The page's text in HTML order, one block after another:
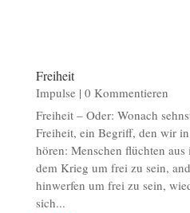
Freiheit
Impulse | 0 Kommentieren
Freiheit – Oder: Wonach
Freiheit, ein Begriff, den wir
hören: Menschen flüchten
dem Krieg um frei zu sein,
hinwerfen um frei zu sein,
sich...